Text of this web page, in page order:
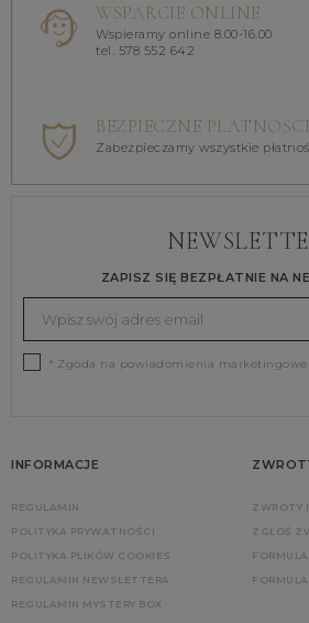
WSPARCIE ONLINE
Wspieramy online 8.00-16.00
tel. 578 552 642
BEZPIECZNE PŁATNOŚCI
Zabezpieczamy wszystkie
ZAPISZ SIĘ BEZPŁATNIE NA
* Zgoda na powiadomienia marketingowe
INFORMACJE
REGULAMIN
POLITYKA PRYWATNOŚCI
POLITYKA PLIKÓW COOKIES
REGULAMIN NEWSLETTERA
REGULAMIN MYSTERY BOX
ZWROTY
ZGŁOŚ